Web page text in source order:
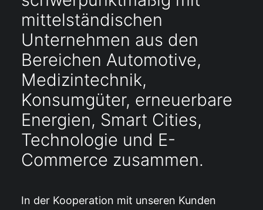
mittelständischen
Unternehmen aus den
Bereichen Automotive,
Medizintechnik,
Konsumgüter, erneuerbare
Energien, Smart Cities,
Technologie und E-
Commerce zusammen.
In der Kooperation mit unseren Kunden